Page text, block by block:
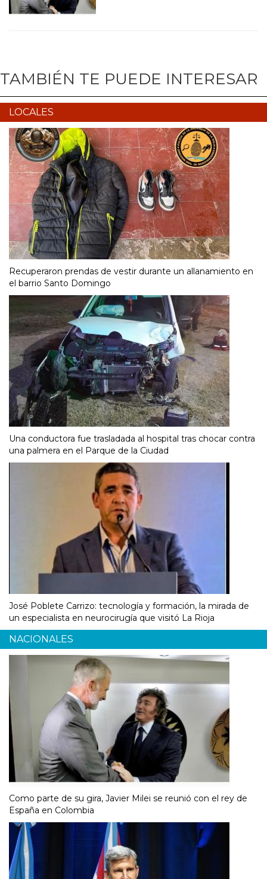
TAMBIÉN TE PUEDE INTERESAR
LOCALES
Recuperaron prendas de vestir durante un allanamiento en
el barrio Santo Domingo
Una conductora fue trasladada al hospital tras chocar contra
una palmera en el Parque de la Ciudad
José Poblete Carrizo: tecnología y formación, la mirada de
un especialista en neurocirugía que visitó La Rioja
NACIONALES
Como parte de su gira, Javier Milei se reunió con el rey de
España en Colombia